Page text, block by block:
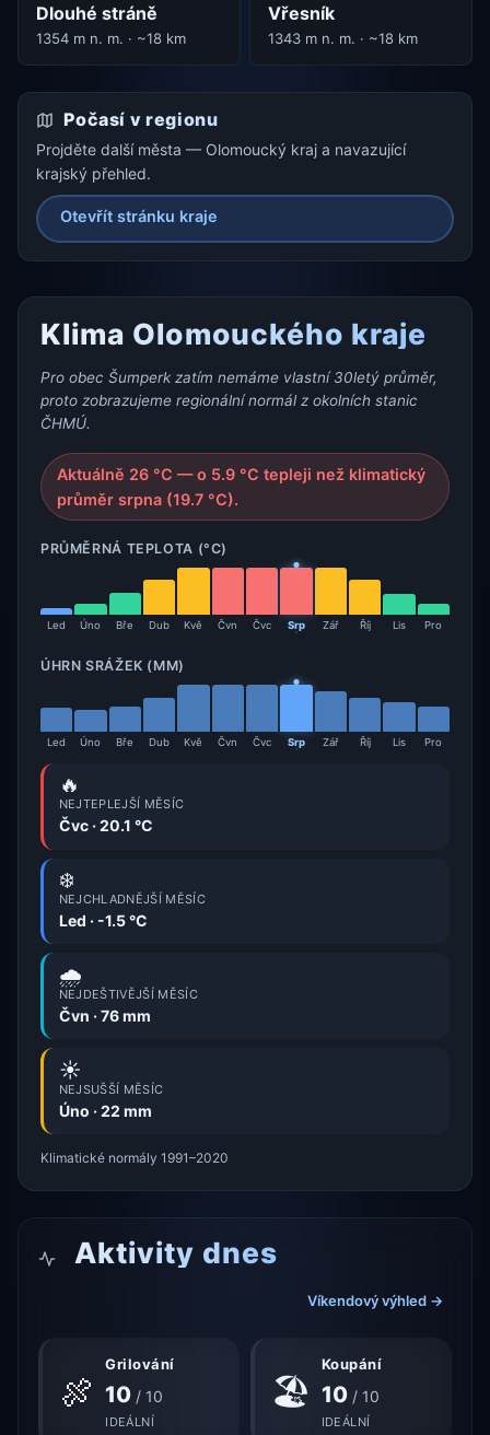
Dlouhé stráně
1354 m n. m. · ~18 km
Vřesník
1343 m n. m. · ~18 km
Počasí v regionu
Projděte další města — Olomoucký kraj a navazující
krajský přehled.
Otevřít stránku kraje
Klima Olomouckého kraje
Pro obec Šumperk zatím nemáme vlastní 30letý průměr,
proto zobrazujeme regionální normál z okolních stanic
ČHMÚ.
Aktuálně 26 °C — o 5.9 °C tepleji než klimatický
průměr srpna (19.7 °C).
PRŮMĚRNÁ TEPLOTA (°C)
Led Úno Bře Dub Kvě Čvn Čvc Srp Zář Říj Lis Pro
ÚHRN SRÁŽEK (MM)
Led Úno Bře Dub Kvě Čvn Čvc Srp Zář Říj Lis Pro
🔥
NEJTEPLEJŠÍ MĚSÍC
Čvc · 20.1 °C
❄️
NEJCHLADNĚJŠÍ MĚSÍC
Led · -1.5 °C
🌧️
NEJDEŠTIVĚJŠÍ MĚSÍC
Čvn · 76 mm
☀️
NEJSUŠŠÍ MĚSÍC
Úno · 22 mm
Klimatické normály 1991–2020
Aktivity dnes
Víkendový výhled →
🍖
Grilování
10 / 10
IDEÁLNÍ
🏖
Koupání
10/ 10
IDEÁLNÍ